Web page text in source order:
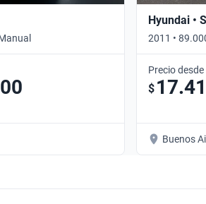
Hyundai •
2011 •
Precio desde
$
Buenos